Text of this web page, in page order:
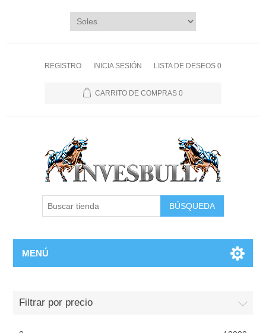
REGISTRO INICIA SESIÓN LISTA DE DESEOS 0
CARRITO DE COMPRAS 0
BÚSQUEDA
MENÚ
Filtrar por precio